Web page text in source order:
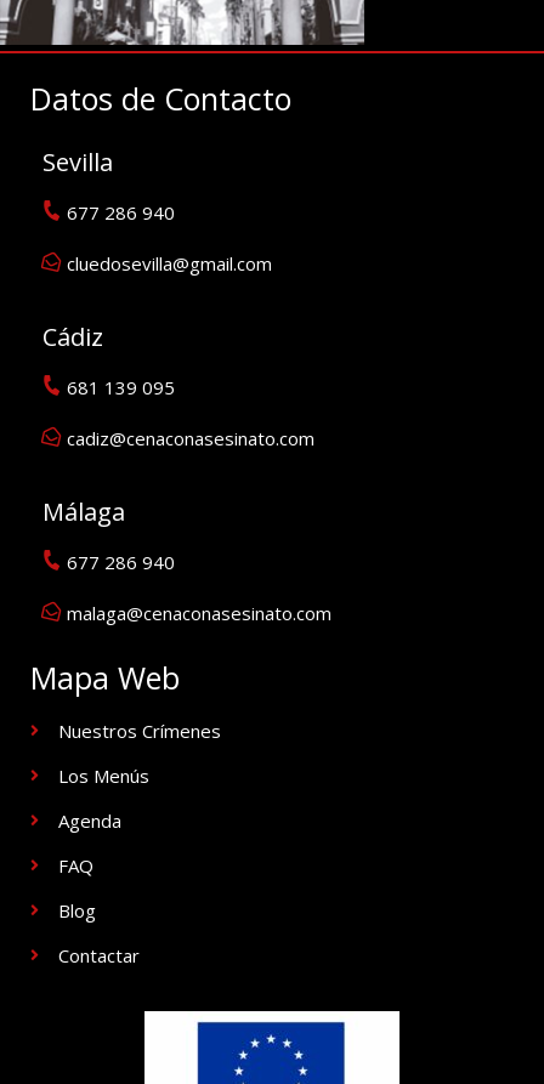
Datos de Contacto
Sevilla
677 286 940
cluedosevilla@gmail.com
Cádiz
681 139 095
cadiz@cenaconasesinato.com
Málaga
677 286 940
malaga@cenaconasesinato.com
Mapa Web
Nuestros Crímenes
Los Menús
Agenda
FAQ
Blog
Contactar